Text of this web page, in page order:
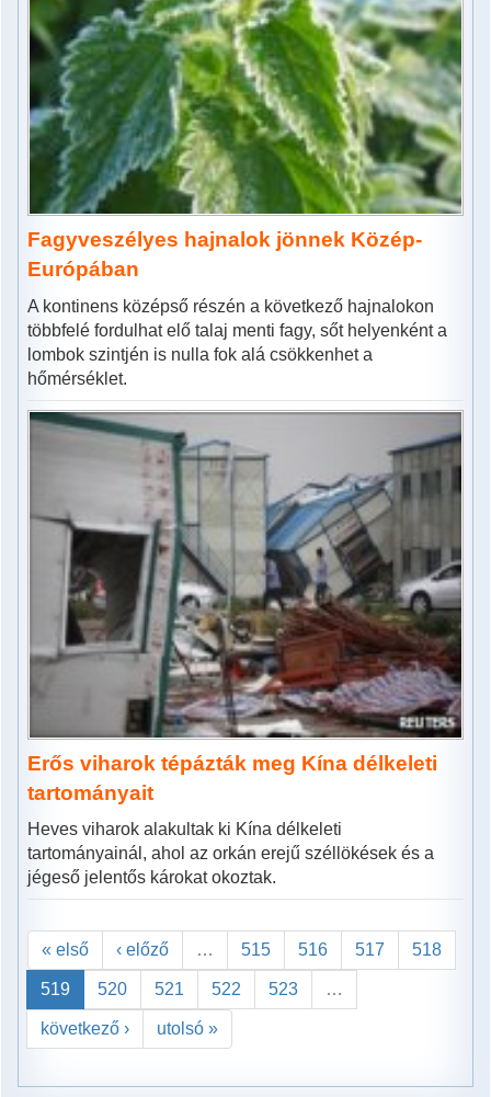
Fagyveszélyes hajnalok jönnek Közép-
Európában
A kontinens középső részén a következő hajnalokon
többfelé fordulhat elő talaj menti fagy, sőt helyenként a
lombok szintjén is nulla fok alá csökkenhet a
hőmérséklet.
Erős viharok tépázták meg Kína délkeleti
tartományait
Heves viharok alakultak ki Kína délkeleti
tartományainál, ahol az orkán erejű széllökések és a
jégeső jelentős károkat okoztak.
« első ‹ előző … 515 516 517 518
519 520 521 522 523 …
következő › utolsó »